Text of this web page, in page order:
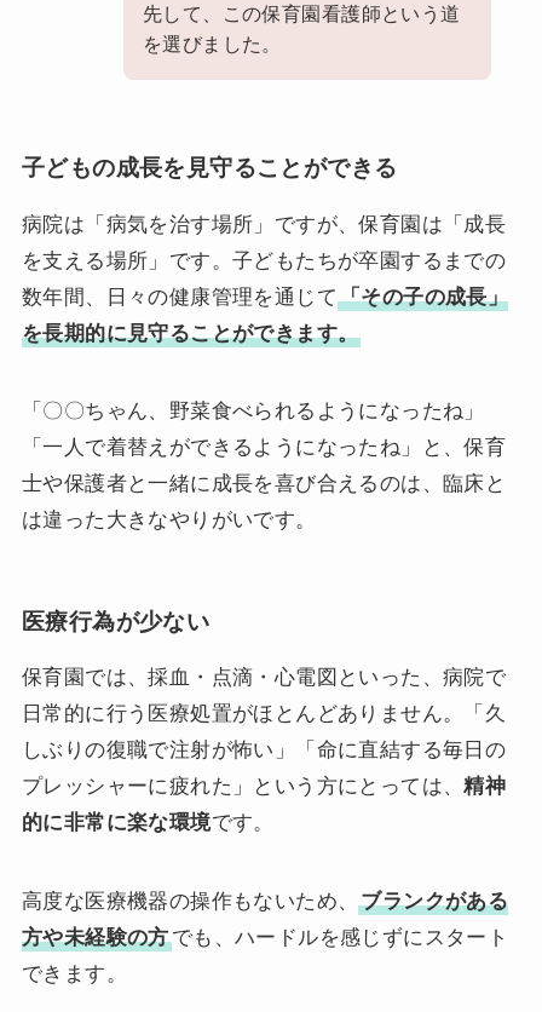
先して、この保育園看護師という道
を選びました。
子どもの成長を見守ることができる
病院は「病気を治す場所」ですが、保育園は「成長
を支える場所」です。子どもたちが卒園するまでの
数年間、日々の健康管理を通じて 「その子の成長」
を長期的に見守ることができます。
「〇〇ちゃん、野菜食べられるようになったね」
「一人で着替えができるようになったね」と、保育
士や保護者と一緒に成長を喜び合えるのは、臨床と
は違った大きなやりがいです。
医療行為が少ない
保育園では、採血・点滴・心電図といった、病院で
日常的に行う医療処置がほとんどありません。「久
しぶりの復職で注射が怖い」「命に直結する毎日の
プレッシャーに疲れた」という方にとっては、精神
的に非常に楽な環境です。
高度な医療機器の操作もないため、ブランクがある
方や未経験の方でも、ハードルを感じずにスタート
できます。